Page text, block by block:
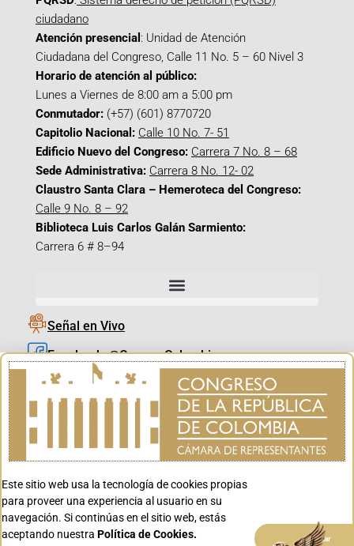
ciudadano
Atención presencial : Unidad de Atención
Ciudadana del Congreso, Calle 11 No. 5 – 60 Nivel 3
Horario de atención al público:
Lunes a Viernes de 8:00 am a 5:00 pm
Conmutador: (+57) (601) 8770720
Capitolio Nacional: Calle 10 No. 7- 51
Edificio Nuevo del Congreso: Carrera 7 No. 8 – 68
Sede Administrativa: Carrera 8 No. 12- 02
Claustro Santa Clara – Hemeroteca del Congreso:
Calle 9 No. 8 – 92
Biblioteca Luis Carlos Galán Sarmiento:
Carrera 6 # 8–94
Señal en Vivo
Facebook_@CamaraColombia
Instagram_@CamaraColombia
X_@CamaraColombia
Youtube_@CamaraColombia
Youtube_@CanalCongreso
Este sitio web usa la tecnología de cookies propias
para proveer una experiencia al usuario en su
navegación. Si continúas en el sitio web, estás
aceptando nuestra Política de Cookies.
Aceptar